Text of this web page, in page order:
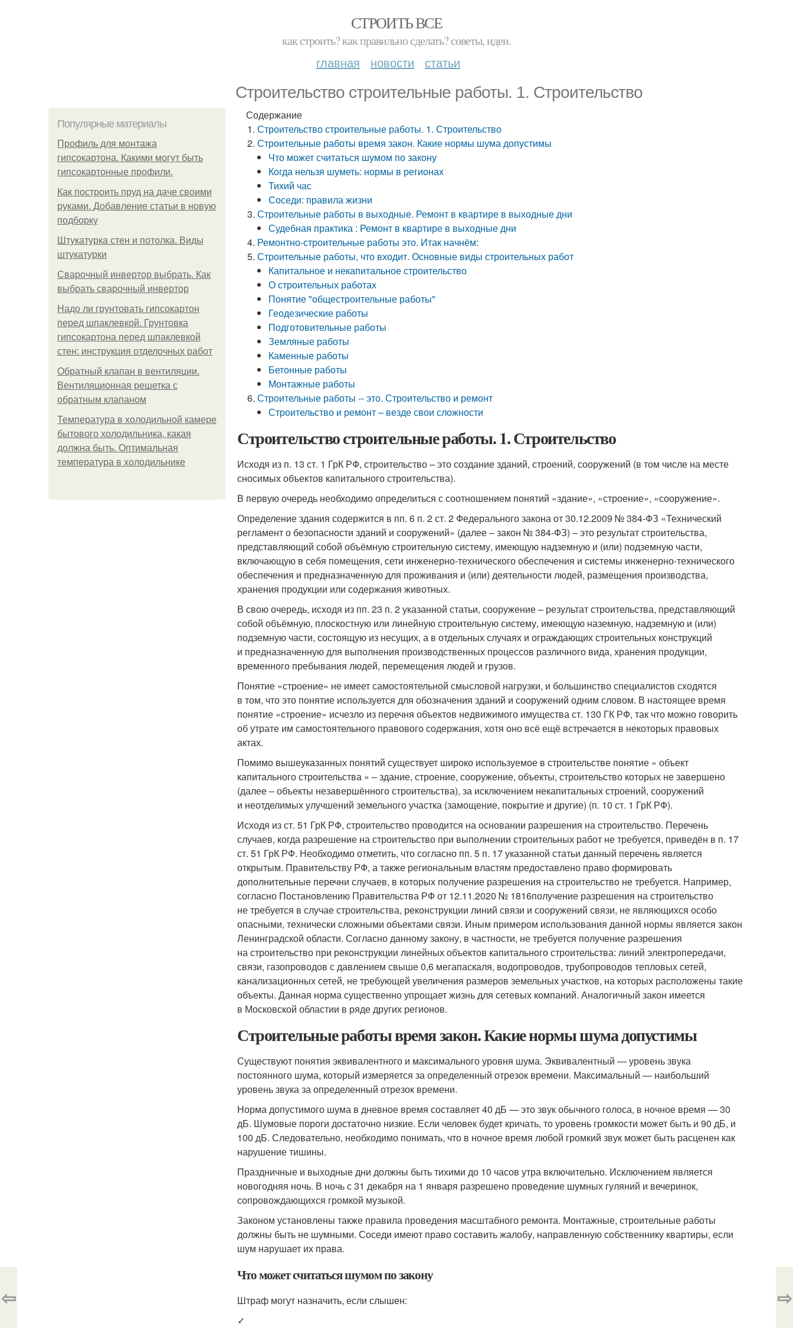
СТРОИТЬ ВСЕ
как строить? как правильно сделать? советы, идеи.
главная новости статьи
Строительство строительные работы. 1. Строительство
Популярные материалы
Профиль для монтажа
гипсокартона. Какими могут быть
гипсокартонные профили.
Как построить пруд на даче своими
руками. Добавление статьи в новую
подборку
Штукатурка стен и потолка. Виды
штукатурки
Сварочный инвертор выбрать. Как
выбрать сварочный инвертор
Надо ли грунтовать гипсокартон
перед шпаклевкой. Грунтовка
гипсокартона перед шпаклевкой
стен: инструкция отделочных работ
Обратный клапан в вентиляции.
Вентиляционная решетка с
обратным клапаном
Температура в холодильной камере
бытового холодильника, какая
должна быть. Оптимальная
температура в холодильнике
Содержание
Строительство строительные работы. 1. Строительство
Строительные работы время закон. Какие нормы шума допустимы
Что может считаться шумом по закону
Когда нельзя шуметь: нормы в регионах
Тихий час
Соседи: правила жизни
Строительные работы в выходные. Ремонт в квартире в выходные дни
Судебная практика : Ремонт в квартире в выходные дни
Ремонтно-строительные работы это. Итак начнём:
Строительные работы, что входит. Основные виды строительных работ
Капитальное и некапитальное строительство
О строительных работах
Понятие "общестроительные работы"
Геодезические работы
Подготовительные работы
Земляные работы
Каменные работы
Бетонные работы
Монтажные работы
Строительные работы -- это. Строительство и ремонт
Строительство и ремонт – везде свои сложности
Строительство строительные работы. 1. Строительство
Исходя из п. 13 ст. 1 ГрК РФ, строительство – это создание зданий, строений, сооружений (в том числе на месте
сносимых объектов капитального строительства).
В первую очередь необходимо определиться с соотношением понятий «здание», «строение», «сооружение».
Определение здания содержится в пп. 6 п. 2 ст. 2 Федерального закона от 30.12.2009 № 384-ФЗ «Технический
регламент о безопасности зданий и сооружений» (далее – закон № 384-ФЗ) – это результат строительства,
представляющий собой объёмную строительную систему, имеющую надземную и (или) подземную части,
включающую в себя помещения, сети инженерно-технического обеспечения и системы инженерно-технического
обеспечения и предназначенную для проживания и (или) деятельности людей, размещения производства,
хранения продукции или содержания животных.
В свою очередь, исходя из пп. 23 п. 2 указанной статьи, сооружение – результат строительства, представляющий
собой объёмную, плоскостную или линейную строительную систему, имеющую наземную, надземную и (или)
подземную части, состоящую из несущих, а в отдельных случаях и ограждающих строительных конструкций
и предназначенную для выполнения производственных процессов различного вида, хранения продукции,
временного пребывания людей, перемещения людей и грузов.
Понятие «строение» не имеет самостоятельной смысловой нагрузки, и большинство специалистов сходятся
в том, что это понятие используется для обозначения зданий и сооружений одним словом. В настоящее время
понятие «строение» исчезло из перечня объектов недвижимого имущества ст. 130 ГК РФ, так что можно говорить
об утрате им самостоятельного правового содержания, хотя оно всё ещё встречается в некоторых правовых
актах.
Помимо вышеуказанных понятий существует широко используемое в строительстве понятие « объект
капитального строительства » – здание, строение, сооружение, объекты, строительство которых не завершено
(далее – объекты незавершённого строительства), за исключением некапитальных строений, сооружений
и неотделимых улучшений земельного участка (замощение, покрытие и другие) (п. 10 ст. 1 ГрК РФ).
Исходя из ст. 51 ГрК РФ, строительство проводится на основании разрешения на строительство. Перечень
случаев, когда разрешение на строительство при выполнении строительных работ не требуется, приведён в п. 17
ст. 51 ГрК РФ. Необходимо отметить, что согласно пп. 5 п. 17 указанной статьи данный перечень является
открытым. Правительству РФ, а также региональным властям предоставлено право формировать
дополнительные перечни случаев, в которых получение разрешения на строительство не требуется. Например,
согласно Постановлению Правительства РФ от 12.11.2020 № 1816получение разрешения на строительство
не требуется в случае строительства, реконструкции линий связи и сооружений связи, не являющихся особо
опасными, технически сложными объектами связи. Иным примером использования данной нормы является закон
Ленинградской области. Согласно данному закону, в частности, не требуется получение разрешения
на строительство при реконструкции линейных объектов капитального строительства: линий электропередачи,
связи, газопроводов с давлением свыше 0,6 мегапаскаля, водопроводов, трубопроводов тепловых сетей,
канализационных сетей, не требующей увеличения размеров земельных участков, на которых расположены такие
объекты. Данная норма существенно упрощает жизнь для сетевых компаний. Аналогичный закон имеется
в Московской областии в ряде других регионов.
Строительные работы время закон. Какие нормы шума допустимы
Существуют понятия эквивалентного и максимального уровня шума. Эквивалентный — уровень звука
постоянного шума, который измеряется за определенный отрезок времени. Максимальный — наибольший
уровень звука за определенный отрезок времени.
Норма допустимого шума в дневное время составляет 40 дБ — это звук обычного голоса, в ночное время — 30
дБ. Шумовые пороги достаточно низкие. Если человек будет кричать, то уровень громкости может быть и 90 дБ, и
100 дБ. Следовательно, необходимо понимать, что в ночное время любой громкий звук может быть расценен как
нарушение тишины.
Праздничные и выходные дни должны быть тихими до 10 часов утра включительно. Исключением является
новогодняя ночь. В ночь с 31 декабря на 1 января разрешено проведение шумных гуляний и вечеринок,
сопровождающихся громкой музыкой.
Законом установлены также правила проведения масштабного ремонта. Монтажные, строительные работы
должны быть не шумными. Соседи имеют право составить жалобу, направленную собственнику квартиры, если
шум нарушает их права.
Что может считаться шумом по закону
Штраф могут назначить, если слышен:
✓
⇦ ⇨